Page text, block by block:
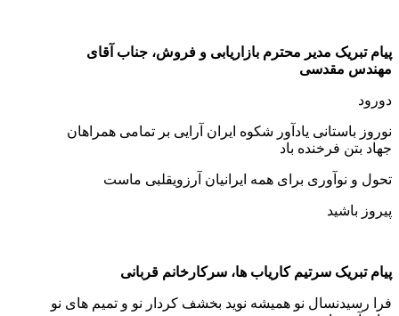
پیام تبریک مدیر محترم بازاریابی و فروش، جناب آقای
مهندس مقدسی
دورود
نوروز باستانی یادآور شکوه ایران آرایی بر تمامی همراهان
جهاد بتن فرخنده باد
تحول و نوآوری برای همه ایرانیان آرزویقلبی ماست
پیروز باشید
پیام تبریک سرتیم کاریاب ها، سرکارخانم قربانی
فرا رسیدنسال نو همیشه نوید بخشف کردار نو و تمیم های نو